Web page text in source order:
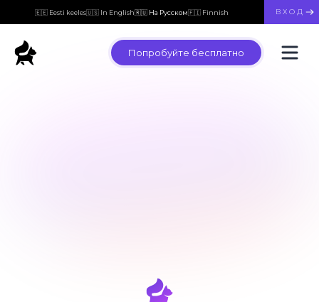
🇪🇪 Eesti keeles🇺🇸 In English🇷🇺 На Русском🇫🇮 Finnish ВХОД
Попробуйте бесплатно